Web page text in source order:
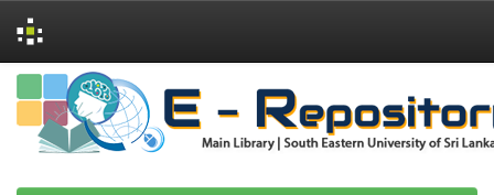
Skip
navigation